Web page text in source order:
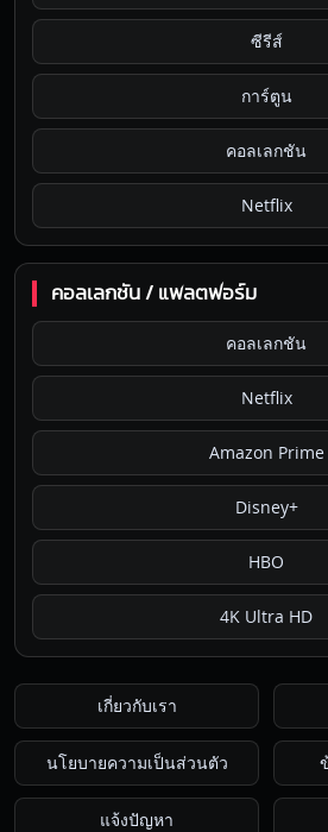
ซีรีส์
การ์ตูน
คอลเลกชัน
Netflix
คอลเลกชัน / แพลตฟอร์ม
คอลเลกชัน
Netflix
Amazon Prime
Disney+
HBO
4K Ultra HD
เกี่ยวกับเรา
นโยบายความเป็นส่วนตัว
แจ้งปัญหา